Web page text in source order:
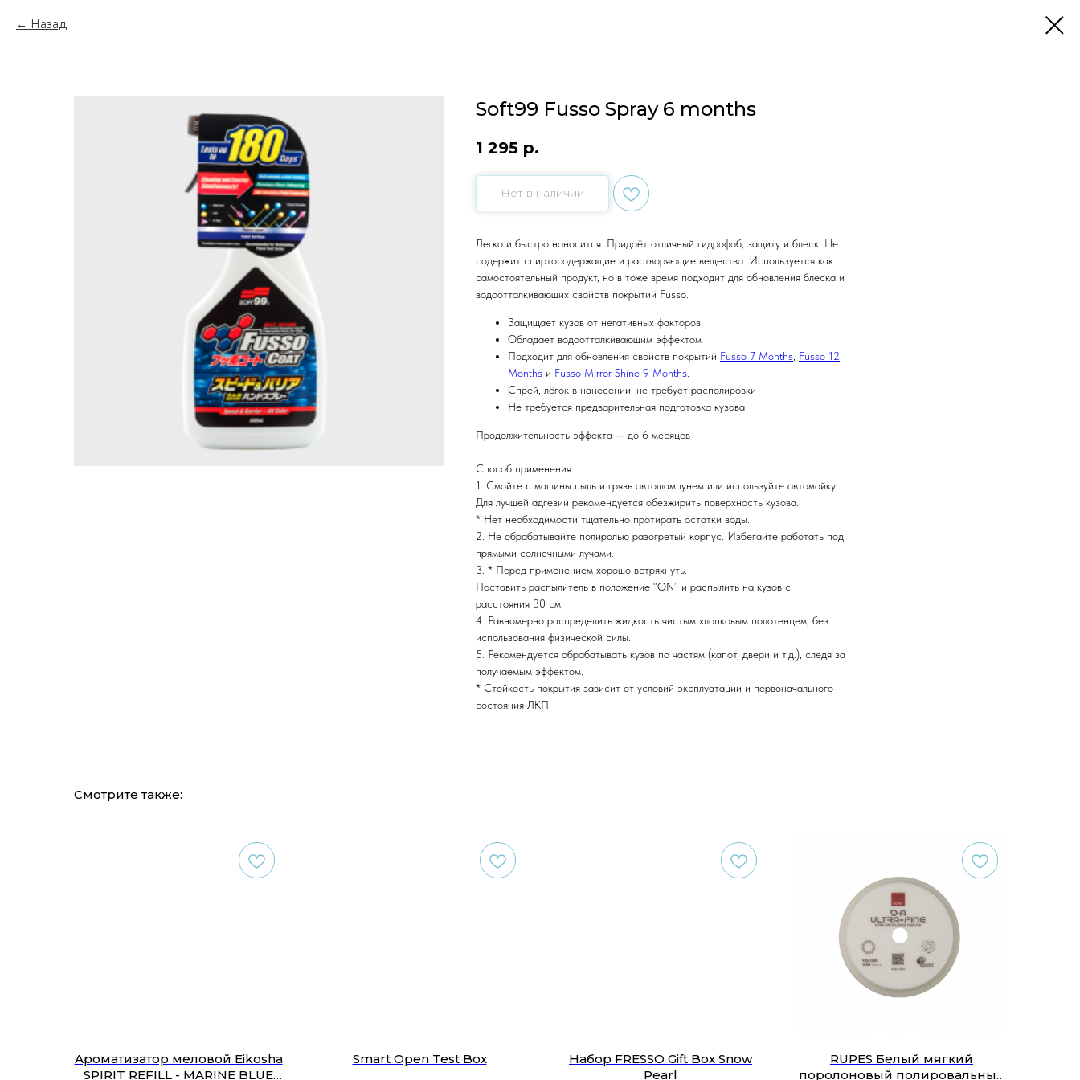
Назад
Soft99 Fusso Spray 6 months
1 295 р.
Нет в наличии
Легко и быстро наносится. Придаёт отличный гидрофоб, защиту и блеск. Не
содержит спиртосодержащие и растворяющие вещества. Используется как
самостоятельный продукт, но в тоже время подходит для обновления блеска и
водоотталкивающих свойств покрытий Fusso.
Защищает кузов от негативных факторов
Обладает водоотталкивающим эффектом
Подходит для обновления свойств покрытий Fusso 7 Months Fusso 12
Months и Fusso Mirror Shine 9 Months
Спрей, лёгок в нанесении, не требует располировки
Не требуется предварительная подготовка кузова
Продолжительность эффекта — до 6 месяцев
Способ применения
1. Смойте с машины пыль и грязь автошампунем или используйте автомойку.
Для лучшей адгезии рекомендуется обезжирить поверхность кузова.
* Нет необходимости тщательно протирать остатки воды.
2. Не обрабатывайте полиролью разогретый корпус. Избегайте работать под
прямыми солнечными лучами.
3. * Перед применением хорошо встряхнуть.
Поставить распылитель в положение “ON” и распылить на кузов с
расстояния 30 см.
4. Равномерно распределить жидкость чистым хлопковым полотенцем, без
использования физической силы.
5. Рекомендуется обрабатывать кузов по частям (капот, двери и т.д.), следя за
получаемым эффектом.
* Стойкость покрытия зависит от условий эксплуатации и первоначального
состояния ЛКП.
Смотрите также:
Ароматизатор меловой Eikosha
SPIRIT REFILL - MARINE BLUE
Smart Open Test Box
Набор FRESSO Gift Box Snow
Pearl
RUPES Белый мягкий
поролоновый полировальный